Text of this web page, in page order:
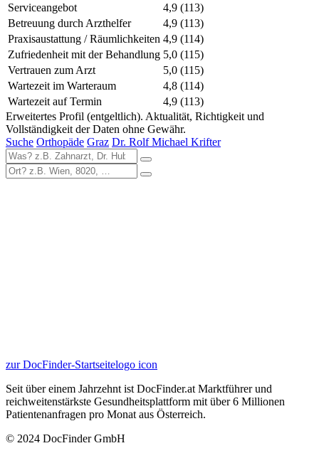
Serviceangebot
4,9 (113)
Betreuung durch Arzthelfer
4,9 (113)
Praxisaustattung / Räumlichkeiten 4,9 (114)
Zufriedenheit mit der Behandlung 5,0 (115)
Vertrauen zum Arzt
5,0 (115)
Wartezeit im Warteraum
4,8 (114)
Wartezeit auf Termin
4,9 (113)
Erweitertes Profil (entgeltlich). Aktualität, Richtigkeit und
Vollständigkeit der Daten ohne Gewähr.
Suche Orthopäde Graz Dr. Rolf Michael Krifter
zur DocFinder-Startseitelogo icon
Seit über einem Jahrzehnt ist DocFinder.at Marktführer und
reichweitenstärkste Gesundheitsplattform mit über 6 Millionen
Patientenanfragen pro Monat aus Österreich.
© 2024 DocFinder GmbH